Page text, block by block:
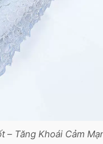
Tăng Khoái Cảm